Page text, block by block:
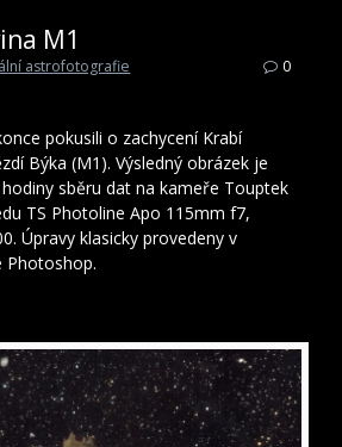
M1
astrofotografie
0
pokusili o zachycení Krabí
Býka (M1). Výsledný obrázek je
sběru dat na kameře Touptek
TS Photoline Apo 115mm f7,
Úpravy klasicky provedeny v
Photoshop.